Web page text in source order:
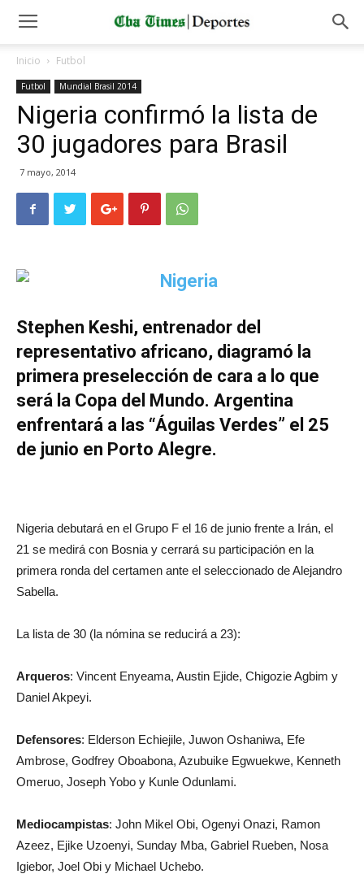
Inicio Futbol
Futbol Mundial Brasil 2014
Nigeria confirmó la lista de
30 jugadores para Brasil
7 mayo, 2014
Stephen Keshi, entrenador del
representativo africano, diagramó la
primera preselección de cara a lo que
será la Copa del Mundo. Argentina
enfrentará a las “Águilas Verdes” el 25
de junio en Porto Alegre.
Nigeria debutará en el Grupo F el 16 de junio frente a Irán, el
21 se medirá con Bosnia y cerrará su participación en la
primera ronda del certamen ante el seleccionado de Alejandro
Sabella.
La lista de 30 (la nómina se reducirá a 23):
Arqueros: Vincent Enyeama, Austin Ejide, Chigozie Agbim y
Daniel Akpeyi.
Defensores: Elderson Echiejile, Juwon Oshaniwa, Efe
Ambrose, Godfrey Oboabona, Azubuike Egwuekwe, Kenneth
Omeruo, Joseph Yobo y Kunle Odunlami.
Mediocampistas: John Mikel Obi, Ogenyi Onazi, Ramon
Azeez, Ejike Uzoenyi, Sunday Mba, Gabriel Rueben, Nosa
Igiebor, Joel Obi y Michael Uchebo.